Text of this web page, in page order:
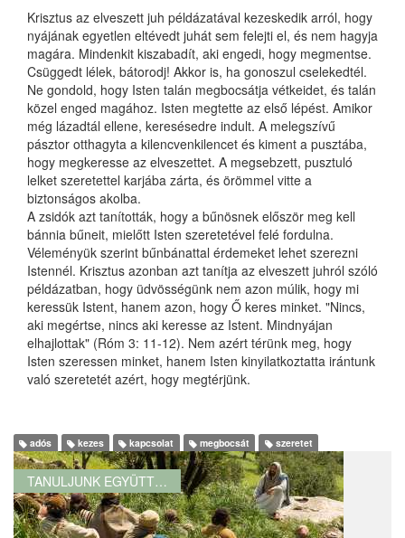
Krisztus az elveszett juh példázatával kezeskedik arról, hogy
nyájának egyetlen eltévedt juhát sem felejti el, és nem hagyja
magára. Mindenkit kiszabadít, aki engedi, hogy megmentse.
Csüggedt lélek, bátorodj! Akkor is, ha gonoszul cselekedtél.
Ne gondold, hogy Isten talán megbocsátja vétkeidet, és talán
közel enged magához. Isten megtette az első lépést. Amikor
még lázadtál ellene, keresésedre indult. A melegszívű
pásztor otthagyta a kilencvenkilencet és kiment a pusztába,
hogy megkeresse az elveszettet. A megsebzett, pusztuló
lelket szeretettel karjába zárta, és örömmel vitte a
biztonságos akolba.
A zsidók azt tanították, hogy a bűnösnek először meg kell
bánnia bűneit, mielőtt Isten szeretetével felé fordulna.
Véleményük szerint bűnbánattal érdemeket lehet szerezni
Istennél. Krisztus azonban azt tanítja az elveszett juhról szóló
példázatban, hogy üdvösségünk nem azon múlik, hogy mi
keressük Istent, hanem azon, hogy Ő keres minket. "Nincs,
aki megértse, nincs aki keresse az Istent. Mindnyájan
elhajlottak" (Róm 3: 11-12). Nem azért térünk meg, hogy
Isten szeressen minket, hanem Isten kinyilatkoztatta irántunk
való szeretetét azért, hogy megtérjünk.
adós kezes kapcsolat megbocsát szeretet
TANULJUNK EGYÜTT…